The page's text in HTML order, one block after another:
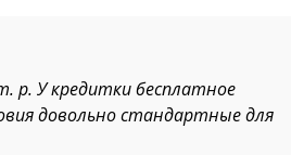
р. У кредитки бесплатное
довольно стандартные для